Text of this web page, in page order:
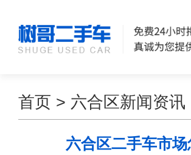
首页 > 六合区新闻资讯
六合区二手车市